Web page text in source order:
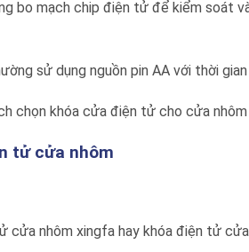
bo mạch chip điện tử để kiểm soát
sử dụng nguồn pin AA với thời
tử cửa nhôm
cửa nhôm xingfa hay khóa điện tử